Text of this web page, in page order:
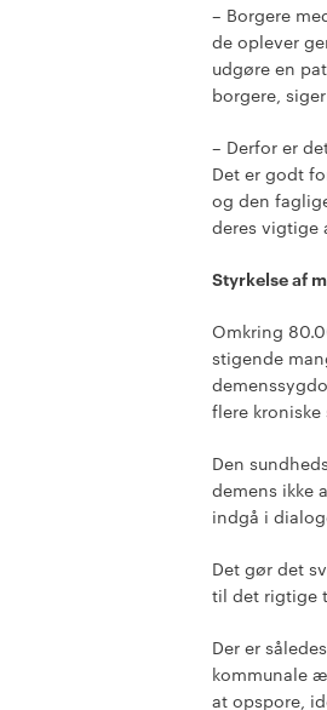
– Borgere
de oplever
udgøre en
borgere,
– Derfor er
Det er godt
og den
deres vigtige
Styrkelse af
Omkring
stigende
flere
Den
demens ikke
indgå i
Det gør det
til det rigtige
Der er
kommunale
at opspore,